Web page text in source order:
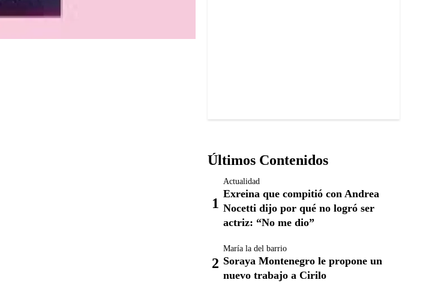
Últimos Contenidos
Actualidad
Exreina que compitió con Andrea
Nocetti dijo por qué no logró ser
actriz: “No me dio”
María la del barrio
Soraya Montenegro le propone un
nuevo trabajo a Cirilo